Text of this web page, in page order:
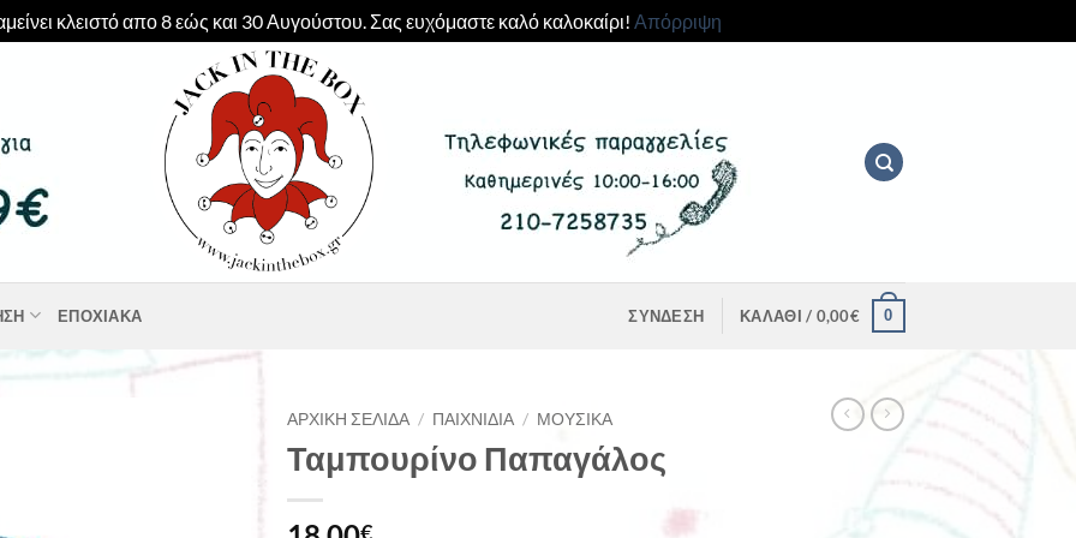
κλειστό απο 8 εώς και 30 Αυγούστου. Σας ευχόμαστε καλό καλοκαίρι! Απόρριψη
ΕΠΟΧΙΑΚΆ ΣΎΝΔΕΣΗ ΚΑΛΆΘΙ / 0,00€ 0
ΑΡΧΙΚΉ ΣΕΛΊΔΑ / ΠΑΙΧΝΊΔΙΑ / ΜΟΥΣΙΚΆ
Ταμπουρίνο Παπαγάλος
€